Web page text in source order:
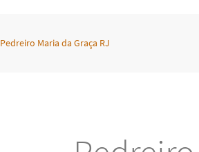
Pedreiro Maria da Graça RJ